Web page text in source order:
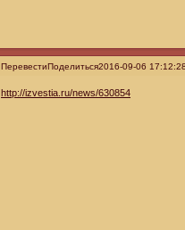
ПеревестиПоделиться2016-09-06
http://izvestia.ru/news/630854